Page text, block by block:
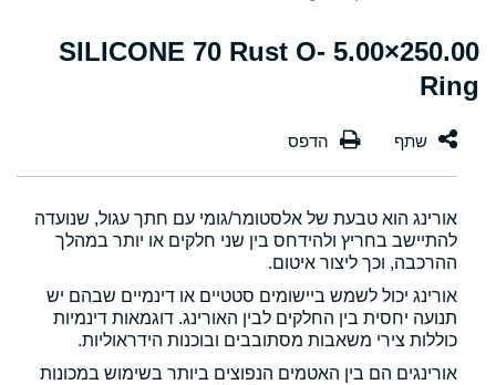
250.00×5.00 SILICONE 70 Rust O-
Ring
אורינג הוא טבעת של אלסטומר/גומי עם חתך עגול, שנועדה
להתיישב בחריץ ולהידחס בין שני חלקים או יותר במהלך
ההרכבה, וכך ליצור איטום.
אורינג יכול לשמש ביישומים סטטיים או דינמיים שבהם יש
תנועה יחסית בין החלקים לבין האורינג. דוגמאות דינמיות
כוללות צירי משאבות מסתובבים ובוכנות הידראוליות.
אורינגים הם בין האטמים הנפוצים ביותר בשימוש במכונות